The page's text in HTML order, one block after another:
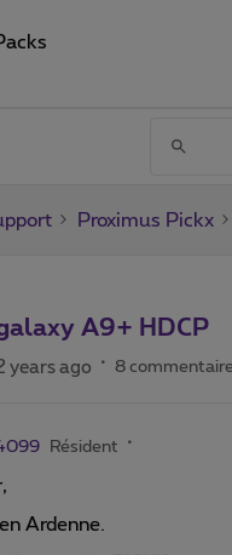
Proximus Pickx
A9+ HDCP
years ago 8
Résident
Ardenne.